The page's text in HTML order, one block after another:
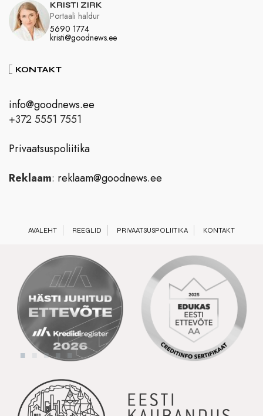
KRISTI ZIRK
5690 1774
kristi@goodnews.ee
Portaali haldur
KONTAKT
info@goodnews.ee
+372 5551 7551
Privaatsuspoliitika
Reklaam: reklaam@goodnews.ee
AVALEHT REEGLID PRIVAATSUSPOLIITIKA KONTAKT